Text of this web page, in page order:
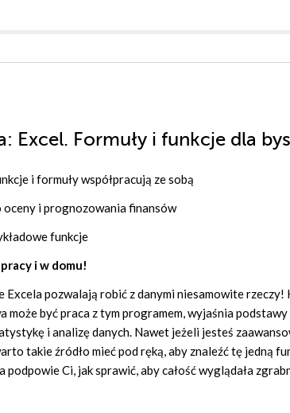
: Excel. Formuły i funkcje dla
i formuły współpracują ze sobą
oceny i prognozowania finansów
funkcje
i w domu!
Excela pozwalają robić z danymi niesamowite rzeczy!
może być praca z tym programem, wyjaśnia
i analizę danych. Nawet jeżeli jesteś
takie źródło mieć pod ręką, aby znaleźć tę jedną
podpowie Ci, jak sprawić, aby całość wyglądała